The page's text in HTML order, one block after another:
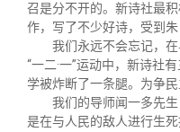
召是分不开的。新诗社最
作，写了不少好诗，受到朱
我们永远不会忘记，
“一二·一”运动中，新诗社
学被炸断了一条腿。为争
我们的导师闻一多先
是在与人民的敌人进行生